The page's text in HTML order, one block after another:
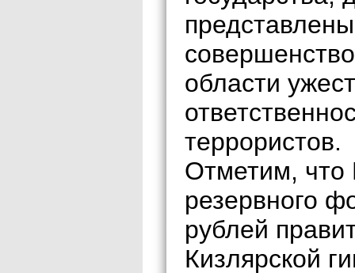
области
террористов.
Отметим, что
резервного
рублей
Кизлярской